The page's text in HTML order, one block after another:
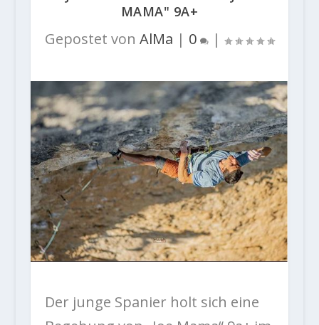
MAMA" 9A+
Gepostet von AlMa | 0 |
Der junge Spanier holt sich eine